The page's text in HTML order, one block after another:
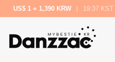
US$ 1 = 1,390 KRW 19:37 KST